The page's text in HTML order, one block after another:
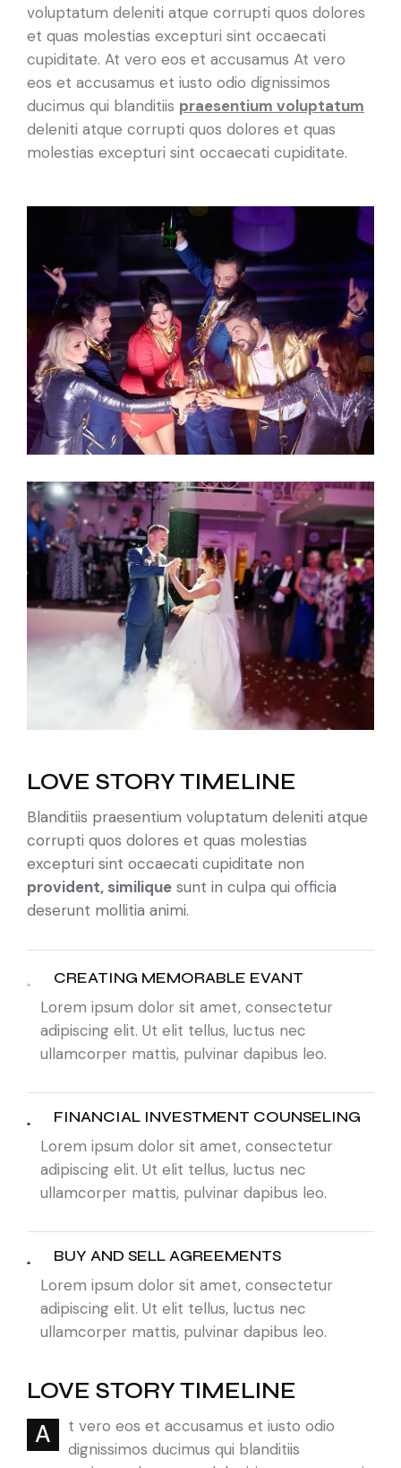
voluptatum deleniti atque corrupti quos dolores
et quas molestias excepturi sint occaecati
cupiditate. At vero eos et accusamus At vero
eos et accusamus et iusto odio dignissimos
ducimus qui blanditiis praesentium voluptatum
deleniti atque corrupti quos dolores et quas
molestias excepturi sint occaecati cupiditate.
LOVE STORY TIMELINE
Blanditiis praesentium voluptatum deleniti atque
corrupti quos dolores et quas molestias
excepturi sint occaecati cupiditate non
provident, similique sunt in culpa qui officia
deserunt mollitia animi.
CREATING MEMORABLE EVANT
Lorem ipsum dolor sit amet, consectetur
adipiscing elit. Ut elit tellus, luctus nec
ullamcorper mattis, pulvinar dapibus leo.
FINANCIAL INVESTMENT COUNSELING
Lorem ipsum dolor sit amet, consectetur
adipiscing elit. Ut elit tellus, luctus nec
ullamcorper mattis, pulvinar dapibus leo.
BUY AND SELL AGREEMENTS
Lorem ipsum dolor sit amet, consectetur
adipiscing elit. Ut elit tellus, luctus nec
ullamcorper mattis, pulvinar dapibus leo.
LOVE STORY TIMELINE
A
t vero eos et accusamus et iusto odio
dignissimos ducimus qui blanditiis